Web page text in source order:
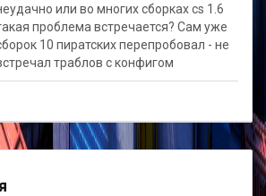
или во многихсборках cs 1.6
проблема встречается? Сам уже
10 пиратских перепробовал - не
траблов с конфигом